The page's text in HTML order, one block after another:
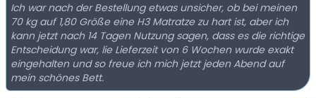
Ich war nach der Bestellung etwas unsicher, ob bei meinen
70 kg auf 1,80 Größe eine H3 Matratze zu hart ist, aber ich
kann jetzt nach 14 Tagen Nutzung sagen, dass es die richtige
Entscheidung war, lie Lieferzeit von 6 Wochen wurde exakt
eingehalten und so freue ich mich jetzt jeden Abend auf
mein schönes Bett.